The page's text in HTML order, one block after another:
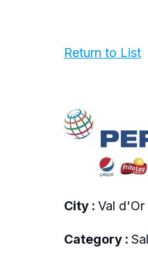
Return to List
City : Val d'Or
Category :